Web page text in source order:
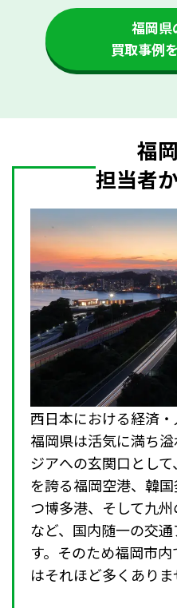
福岡県
買取事例
福
担当者
西日本における経済・
福岡県は活気に満ち
ジアへの玄関口とし
を誇る福岡空港、韓
つ博多港、そして九
など、国内随一の交
す。そのため福岡市
はそれほど多くありま